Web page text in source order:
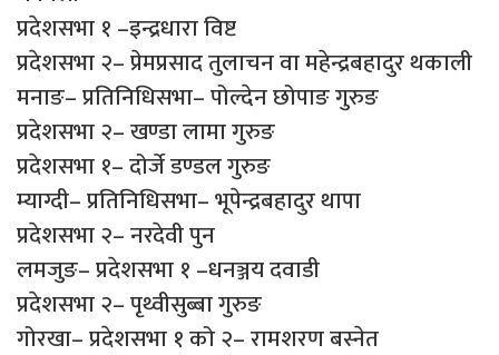
प्रदेशसभा १ –इन्द्रधारा विष्ट
प्रदेशसभा २– प्रेमप्रसाद तुलाचन वा महेन्द्रबहादुर थकाली
मनाङ– प्रतिनिधिसभा– पोल्देन छोपाङ गुरुङ
प्रदेशसभा २– खण्डा लामा गुरुङ
प्रदेशसभा १– दोर्जे डण्डल गुरुङ
म्याग्दी– प्रतिनिधिसभा– भूपेन्द्रबहादुर थापा
प्रदेशसभा २– नरदेवी पुन
लमजुङ– प्रदेशसभा १ –धनञ्जय दवाडी
प्रदेशसभा २– पृथ्वीसुब्बा गुरुङ
गोरखा– प्रदेशसभा १ को २– रामशरण बस्नेत